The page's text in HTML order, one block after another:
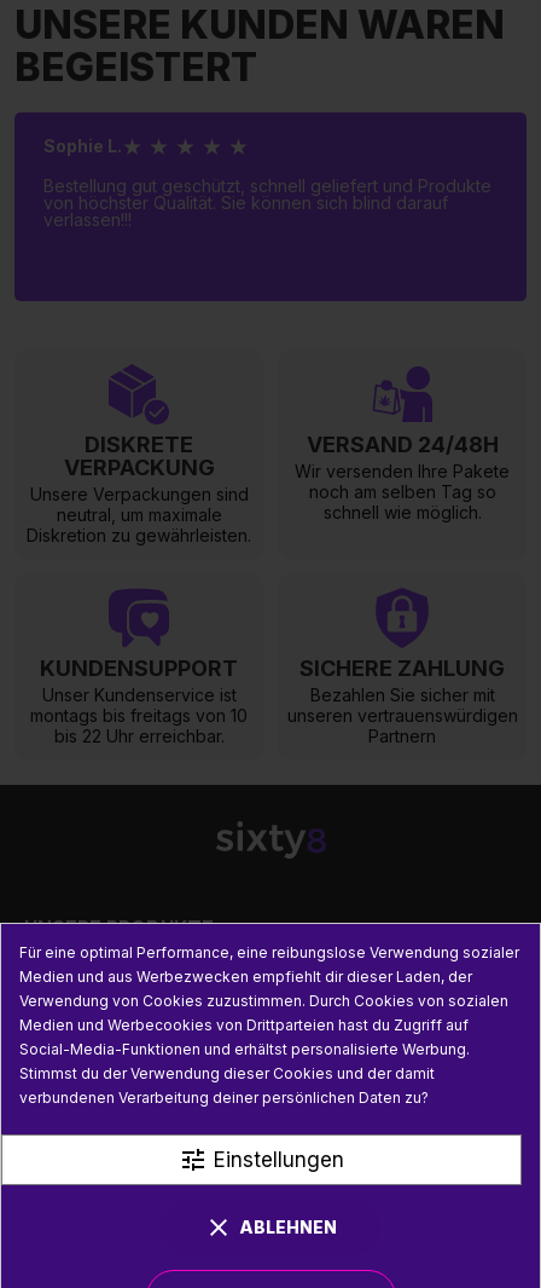
UNSERE KUNDEN WAREN
BEGEISTERT
Sophie L. ★ ★ ★ ★ ★
Bestellung gut geschützt, schnell geliefert und Produkte
von höchster Qualität. Sie können sich blind darauf
verlassen!!!
DISKRETE
VERPACKUNG
Unsere Verpackungen sind
neutral, um maximale
Diskretion zu gewährleisten.
VERSAND 24/48H
Wir versenden Ihre Pakete
noch am selben Tag so
schnell wie möglich.
KUNDENSUPPORT
Unser Kundenservice ist
montags bis freitags von 10
bis 22 Uhr erreichbar.
SICHERE ZAHLUNG
Bezahlen Sie sicher mit
unseren vertrauenswürdigen
Partnern
UNSERE PRODUKTE 
PRAKTISCHE INFORMATIONEN 
NÜTZLICHE LINKS
Für eine optimal Performance, eine reibungslose Verwendung sozialer
Medien und aus Werbezwecken empfiehlt dir dieser Laden, der
Verwendung von Cookies zuzustimmen. Durch Cookies von sozialen
Medien und Werbecookies von Drittparteien hast du Zugriff auf
Social-Media-Funktionen und erhältst personalisierte Werbung.
Stimmst du der Verwendung dieser Cookies und der damit
verbundenen Verarbeitung deiner persönlichen Daten zu?
tune Einstellungen
clear ABLEHNEN